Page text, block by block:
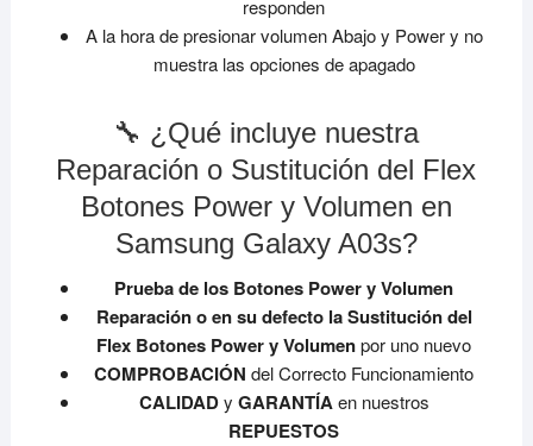
responden
A la hora de presionar volumen Abajo y Power y no
muestra las opciones de apagado
🔧 ¿Qué incluye nuestra
Reparación o Sustitución del Flex
Botones Power y Volumen en
Samsung Galaxy A03s?
Prueba de los Botones Power y Volumen
Reparación o en su defecto la Sustitución del
Flex Botones Power y Volumenpor uno nuevo
COMPROBACIÓNdel Correcto Funcionamiento
CALIDADy GARANTÍAen nuestros
REPUESTOS